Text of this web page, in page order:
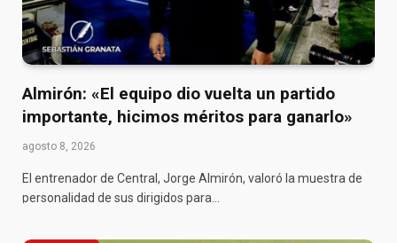
Almirón: «El equipo dio vuelta un partido
importante, hicimos méritos para ganarlo»
agosto 8, 2026
El entrenador de Central, Jorge Almirón, valoró la muestra de
personalidad de sus dirigidos para…